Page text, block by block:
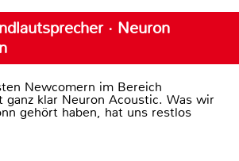
· Neuron
Newcomern im Bereich
ganz klar Neuron Acoustic. Was wir
gehört haben, hat uns restlos